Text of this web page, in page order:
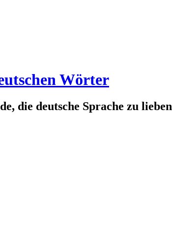
Wörter
die deutsche Sprache zu lieben